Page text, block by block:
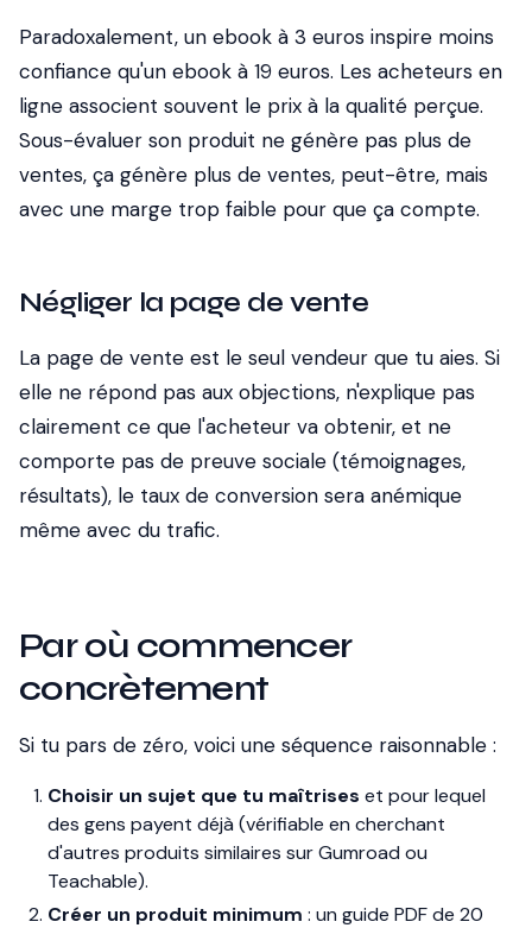
Paradoxalement, un ebook à 3 euros inspire moins
confiance qu'un ebook à 19 euros. Les acheteurs en
ligne associent souvent le prix à la qualité perçue.
Sous-évaluer son produit ne génère pas plus de
ventes, ça génère plus de ventes, peut-être, mais
avec une marge trop faible pour que ça compte.
Négliger la page de vente
La page de vente est le seul vendeur que tu aies. Si
elle ne répond pas aux objections, n'explique pas
clairement ce que l'acheteur va obtenir, et ne
comporte pas de preuve sociale (témoignages,
résultats), le taux de conversion sera anémique
même avec du trafic.
Par où commencer
concrètement
Si tu pars de zéro, voici une séquence raisonnable :
Choisir un sujet que tu maîtrises et pour lequel
des gens payent déjà (vérifiable en cherchant
d'autres produits similaires sur Gumroad ou
Teachable).
Créer un produit minimum : un guide PDF de 20